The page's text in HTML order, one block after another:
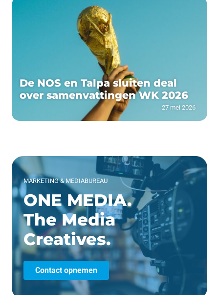
De NOS en Talpa sluiten deal
over samenvattingen WK 2026
27 mei 2026
MARKETING & MEDIABUREAU
ONE MEDIA.
The Media
Creatives.
Contact opnemen